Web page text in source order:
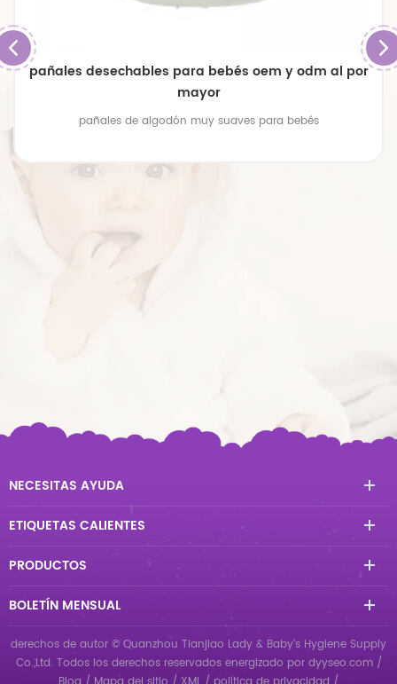
pañales desechables para bebés oem y odm al por
mayor
pañales de algodón muy suaves para bebés
NECESITAS AYUDA
ETIQUETAS CALIENTES
PRODUCTOS
BOLETÍN MENSUAL
derechos de autor © Quanzhou Tianjiao Lady & Baby's Hygiene Supply
Co.,Ltd. Todos los derechos reservados energizado por dyyseo.com /